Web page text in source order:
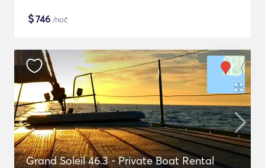
$746 /noč
Grand Soleil 46.3 - Private Boat Rental